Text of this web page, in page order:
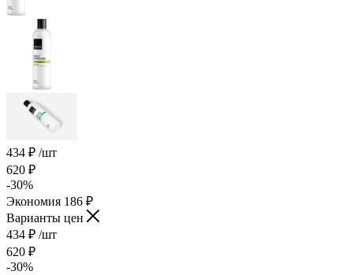
434 ₽ /шт
620 ₽
-30%
Экономия 186 ₽
Варианты цен
434 ₽ /шт
620 ₽
-30%